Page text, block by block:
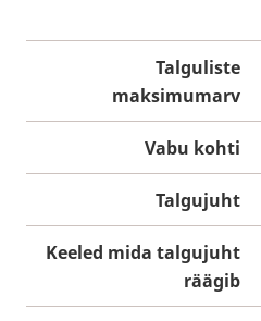
Talguliste
maksimumarv
Vabu kohti
Talgujuht
Keeled mida talgujuht
räägib